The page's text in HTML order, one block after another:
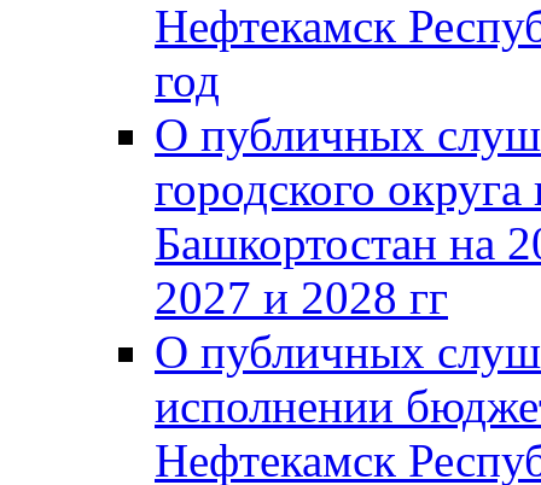
Нефтекамск
год
О публичных
городского
Башкортостан на
2027 и 2028 гг
О публичных
исполнении
Нефтекамск